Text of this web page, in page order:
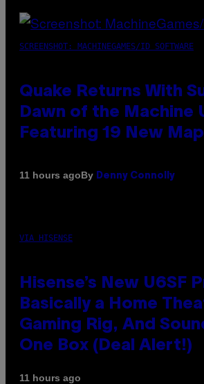
SCREENSHOT: MACHINEGAMES/ID SOFTWARE
Quake Returns With
Dawn of the Machine
Featuring 19 New
11 hours agoBy Denny Connolly
VIA HISENSE
Hisense’s New U6SF
Basically a Home
Gaming Rig, And
One Box (Deal Alert!)
11 hours ago